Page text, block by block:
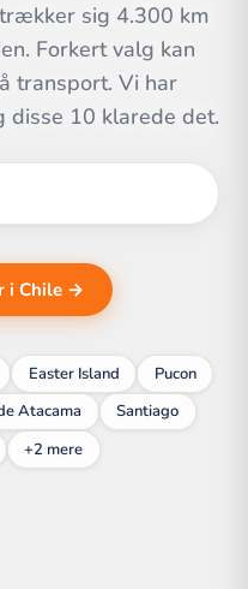
sig 4.300 km
Forkert valg kan
transport. Vi har
disse 10 klarede det.
i Chile →
Easter Island
Pucon
Atacama
Santiago
+2 mere